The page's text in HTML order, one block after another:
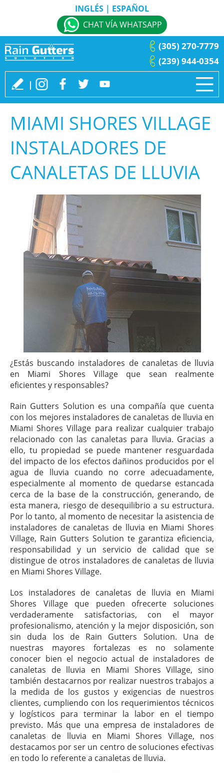
INGLÉS | ESPAÑOL
CHAT VÍA WHATSAPP
(239) 944-0354
(305) 270-7779
MIAMI SHORES VILLAGE
INSTALADORES DE
CANALETAS DE LLUVIA
¿Estás buscando instaladores de canaletas de lluvia
en Miami Shores Village que sean realmente
eficientes y responsables?
Rain Gutters Solution es una compañía que cuenta
con los mejores instaladores de canaletas de lluvia en
Miami Shores Village para realizar cualquier trabajo
relacionado con las canaletas para lluvia. Gracias a
ello, tu propiedad se puede mantener resguardada
del impacto de los efectos dañinos producidos por el
agua de lluvia cuando no corre adecuadamente,
especialmente al momento de quedarse estancada
cerca de la base de la construcción, generando, de
esta manera, riesgo de desequilibrio a su estructura.
Por lo tanto, al momento de necesitar la asistencia de
instaladores de canaletas de lluvia en Miami Shores
Village, Rain Gutters Solution te garantiza eficiencia,
responsabilidad y un servicio de calidad que se
distingue de otros instaladores de canaletas de lluvia
en Miami Shores Village.
Los instaladores de canaletas de lluvia en Miami
Shores Village que pueden ofrecerte soluciones
verdaderamente satisfactorias, con el mayor
profesionalismo, atención y la mejor disposición, son
sin duda los de Rain Gutters Solution. Una de
nuestras mayores fortalezas es no solamente
conocer bien el negocio actual de instaladores de
canaletas de lluvia en Miami Shores Village, sino
también destacarnos por realizar nuestros trabajos a
la medida de los gustos y exigencias de nuestros
clientes, cumpliendo con los requerimientos técnicos
y logísticos para terminar la labor en el tiempo
previsto. Más que una empresa de instaladores de
canaletas de lluvia en Miami Shores Village, nos
destacamos por ser un centro de soluciones efectivas
en todo lo referente a canaletas de lluvia.